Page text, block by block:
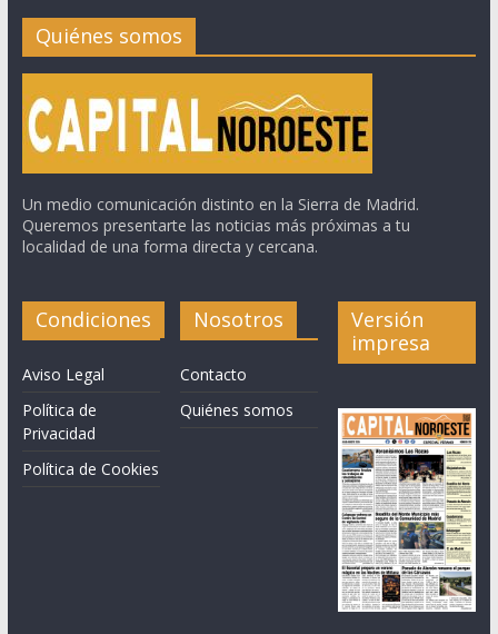
Quiénes somos
Un medio comunicación distinto en la Sierra de Madrid.
Queremos presentarte las noticias más próximas a tu
localidad de una forma directa y cercana.
Condiciones
Aviso Legal
Política de
Privacidad
Política de Cookies
Nosotros
Contacto
Quiénes somos
Versión
impresa